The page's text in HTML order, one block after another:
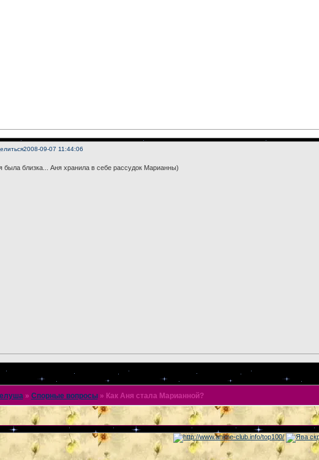
2008-09-07 11:44:06
была близка... Аня хранила в себе рассудок Марианны)
» Спорные вопросы » Как Аня стала Марианной?